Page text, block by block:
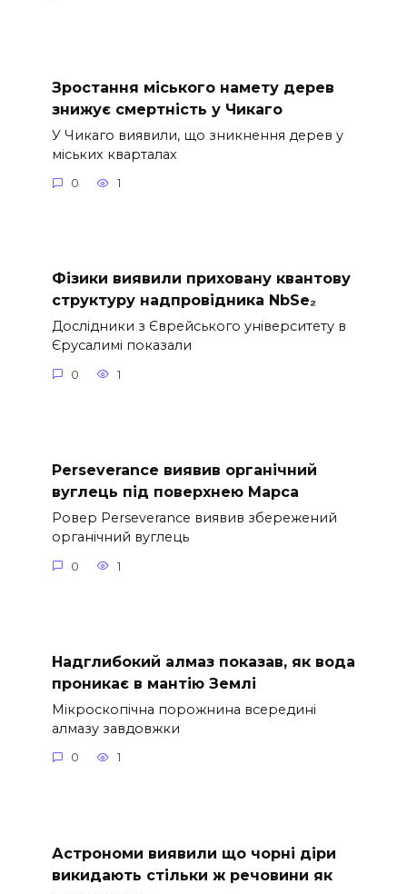
Зростання міського намету дерев
знижує смертність у Чикаго
У Чикаго виявили, що зникнення дерев у
міських кварталах
0 1
Фізики виявили приховану квантову
структуру надпровідника NbSe₂
Дослідники з Єврейського університету в
Єрусалимі показали
0 1
Perseverance виявив органічний
вуглець під поверхнею Марса
Ровер Perseverance виявив збережений
органічний вуглець
0 1
Надглибокий алмаз показав, як вода
проникає в мантію Землі
Мікроскопічна порожнина всередині
алмазу завдовжки
0 1
Астрономи виявили що чорні діри
викидають стільки ж речовини як